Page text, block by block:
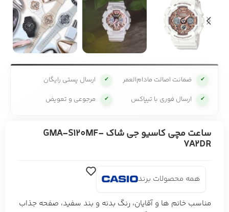
✔ ضمانت اصالت مادام‌العمر ✔ ارسال پستی رایگان
✔ ارسال فوری با تیپاکس ✔ مرجوعی و تعویض
ساعت مچی کاسیو جی شاک GMA-S120MF-
7A2DR
همه محصولات برند
مناسب خانم ها و آقایان، رنگ بدنه و بند سفید، صفحه جذاب